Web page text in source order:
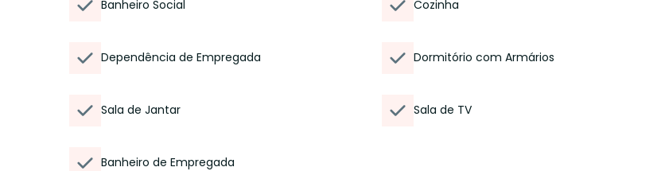
Banheiro Social Cozinha
Dependência de Empregada Dormitório com Armários
Sala de Jantar Sala de TV
Banheiro de Empregada